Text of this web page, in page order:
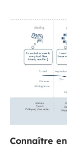
Connaître